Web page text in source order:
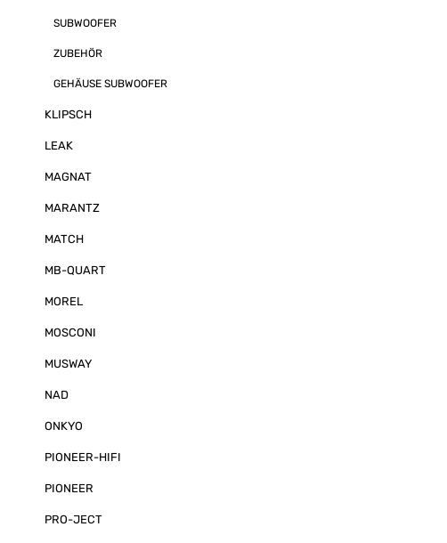
SUBWOOFER
ZUBEHÖR
GEHÄUSE SUBWOOFER
KLIPSCH
LEAK
MAGNAT
MARANTZ
MATCH
MB-QUART
MOREL
MOSCONI
MUSWAY
NAD
ONKYO
PIONEER-HIFI
PIONEER
PRO-JECT